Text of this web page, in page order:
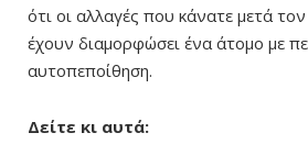
ότι οι αλλαγές που κάνατε μετά
έχουν διαμορφώσει ένα άτομο με
αυτοπεποίθηση.
Δείτε κι αυτά: